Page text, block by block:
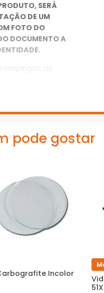
SERÁ
DE UM
FOTO DO
DOCUMENTO A
respingos de
51mm
pode gostar
Incolor